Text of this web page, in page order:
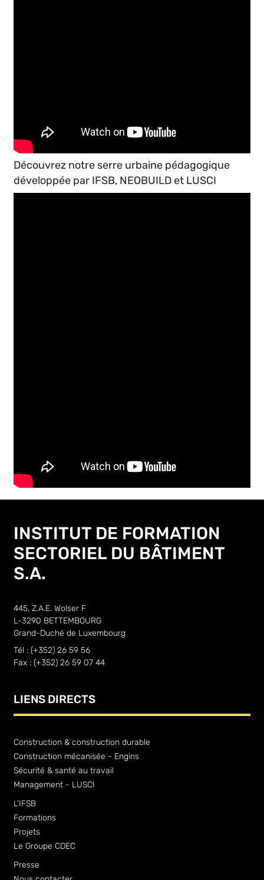
Découvrez notre serre urbaine pédagogique
développée par IFSB, NEOBUILD et LUSCI
INSTITUT DE FORMATION
SECTORIEL DU BÂTIMENT
S.A.
445, Z.A.E. Wolser F
L-3290 BETTEMBOURG
Grand-Duché de Luxembourg
Tél : (+352) 26 59 56
Fax : (+352) 26 59 07 44
LIENS DIRECTS
Construction & construction durable
Construction mécanisée - Engins
Sécurité & santé au travail
Management - LUSCI
L’IFSB
Formations
Projets
Le Groupe CDEC
Presse